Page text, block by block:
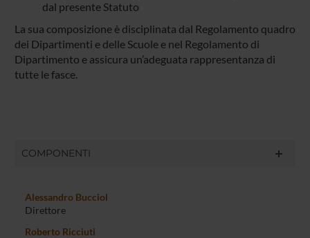
dal presente Statuto
La sua composizione è disciplinata dal Regolamento quadro
dei Dipartimenti e delle Scuole e nel Regolamento di
Dipartimento e assicura un’adeguata rappresentanza di
tutte le fasce.
COMPONENTI
Alessandro Bucciol
Direttore
Roberto Ricciuti